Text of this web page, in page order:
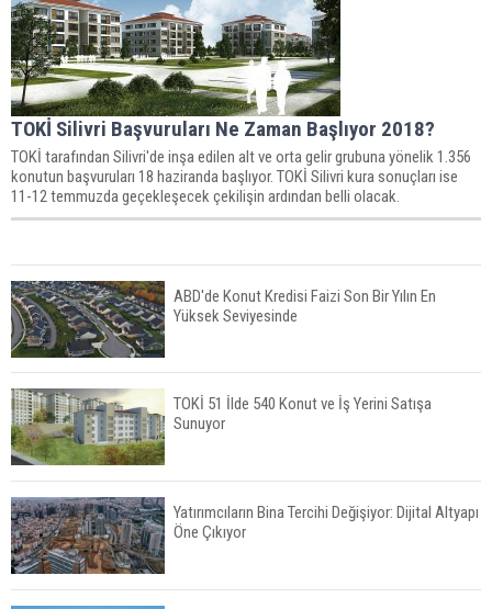
TOKİ Silivri Başvuruları Ne Zaman Başlıyor 2018?
TOKİ tarafından Silivri'de inşa edilen alt ve orta gelir grubuna yönelik 1.356
konutun başvuruları 18 haziranda başlıyor. TOKİ Silivri kura sonuçları ise
11-12 temmuzda geçekleşecek çekilişin ardından belli olacak.
ABD'de Konut Kredisi Faizi Son Bir Yılın En
Yüksek Seviyesinde
TOKİ 51 İlde 540 Konut ve İş Yerini Satışa
Sunuyor
Yatırımcıların Bina Tercihi Değişiyor: Dijital Altyapı
Öne Çıkıyor